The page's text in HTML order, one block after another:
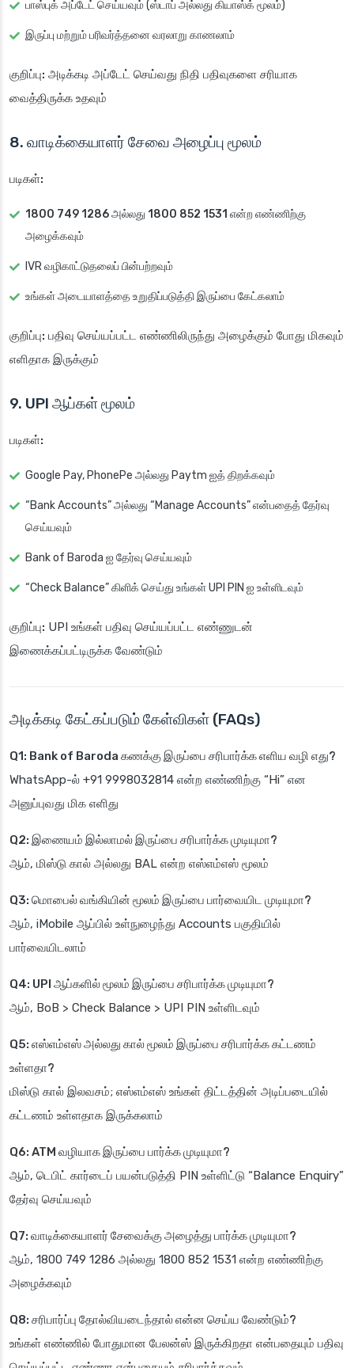
பாஸ்புக் அப்டேட் செய்யவும் (ஸ்டாப் அல்லது கியாஸ்க் மூலம்)
இருப்பு மற்றும் பரிவர்த்தனை வரலாறு காணலாம்
குறிப்பு: அடிக்கடி அப்டேட் செய்வது நிதி பதிவுகளை சரியாக
வைத்திருக்க உதவும்
8. வாடிக்கையாளர் சேவை அழைப்பு மூலம்
படிகள்:
1800 749 1286அல்லது 1800 852 1531 என்ற எண்ணிற்கு
அழைக்கவும்
IVR வழிகாட்டுதலைப் பின்பற்றவும்
உங்கள் அடையாளத்தை உறுதிப்படுத்தி இருப்பை கேட்கலாம்
குறிப்பு: பதிவு செய்யப்பட்ட எண்ணிலிருந்து அழைக்கும் போது மிகவும்
எளிதாக இருக்கும்
9. UPI ஆப்கள் மூலம்
படிகள்:
Google Pay, PhonePe அல்லது Paytm ஐத் திறக்கவும்
“Bank Accounts” அல்லது “Manage Accounts” என்பதைத் தேர்வு
செய்யவும்
Bank of Baroda ஐ தேர்வு செய்யவும்
“Check Balance” கிளிக் செய்து உங்கள் UPI PIN ஐ உள்ளிடவும்
குறிப்பு: UPI உங்கள் பதிவு செய்யப்பட்ட எண்ணுடன்
இணைக்கப்பட்டிருக்க வேண்டும்
அடிக்கடி கேட்கப்படும் கேள்விகள் (FAQs)
Q1: Bank of Baroda கணக்கு இருப்பை சரிபார்க்க எளிய வழி எது?
WhatsApp-ல் +91 9998032814 என்ற எண்ணிற்கு “Hi” என
அனுப்புவது மிக எளிது
Q2: இணையம் இல்லாமல் இருப்பை சரிபார்க்க முடியுமா?
ஆம், மிஸ்டு கால் அல்லது BAL என்ற எஸ்எம்எஸ் மூலம்
Q3: மொபைல் வங்கியின் மூலம் இருப்பை பார்வையிட முடியுமா?
ஆம், iMobile ஆப்பில் உள்நுழைந்து Accounts பகுதியில்
பார்வையிடலாம்
Q4: UPI ஆப்களில் மூலம் இருப்பை சரிபார்க்க முடியுமா?
ஆம், BoB > Check Balance > UPI PIN உள்ளிடவும்
Q5: எஸ்எம்எஸ் அல்லது கால் மூலம் இருப்பை சரிபார்க்க கட்டணம்
உள்ளதா?
மிஸ்டு கால் இலவசம்; எஸ்எம்எஸ் உங்கள் திட்டத்தின் அடிப்படையில்
கட்டணம் உள்ளதாக இருக்கலாம்
Q6: ATM வழியாக இருப்பை பார்க்க முடியுமா?
ஆம், டெபிட் கார்டைப் பயன்படுத்தி PIN உள்ளிட்டு “Balance Enquiry”
தேர்வு செய்யவும்
Q7: வாடிக்கையாளர் சேவைக்கு அழைத்து பார்க்க முடியுமா?
ஆம், 1800 749 1286 அல்லது 1800 852 1531 என்ற எண்ணிற்கு
அழைக்கவும்
Q8: சரிபார்ப்பு தோல்வியடைந்தால் என்ன செய்ய வேண்டும்?
உங்கள் எண்ணில் போதுமான பேலன்ஸ் இருக்கிறதா என்பதையும் பதிவு